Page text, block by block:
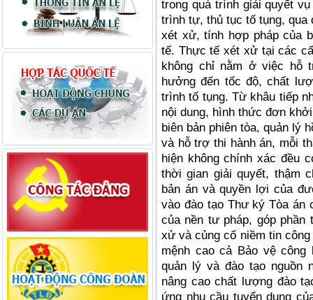
trong quá trình giải quyết
trình tự, thủ tục tố tụng, qua
xét xử, tính hợp pháp của
tế. Thực tế xét xử tại các
không chỉ nằm ở việc hỗ
hưởng đến tốc độ, chất
trình tố tụng. Từ khâu tiếp
nội dung, hình thức đơn
biên bản phiên tòa, quản lý
và hỗ trợ thi hành án, mỗi
hiện không chính xác đều
thời gian giải quyết, thậm
bản án và quyền lợi của
vào đào tạo Thư ký Tòa án
của nền tư pháp, góp
xử và củng cố niềm tin
mệnh cao cả Bảo vệ
quản lý và đào tạo nguồn
nâng cao chất lượng đào
ứng nhu cầu tuyển dụng